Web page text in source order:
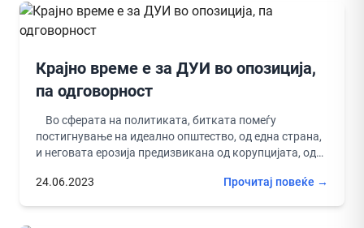
Крајно време е за ДУИ во опозиција,
па одговорност
Во сферата на политиката, битката помеѓу
постигнување на идеално општество, од една страна,
и неговата ерозија предизвикана од корупцијата, од
24.06.2023
Прочитај повеќе →